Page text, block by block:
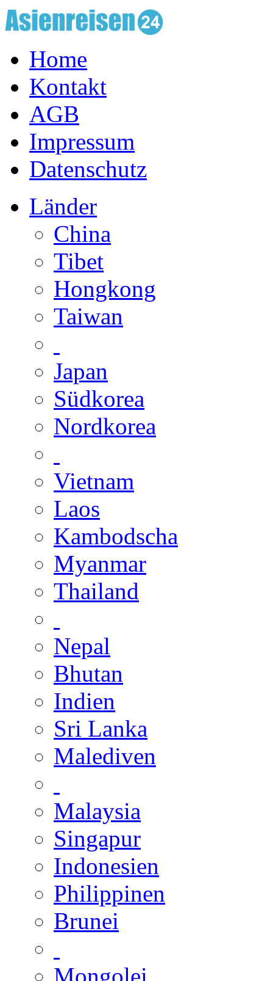
Home
Kontakt
AGB
Impressum
Datenschutz
Länder
China
Tibet
Hongkong
Taiwan
Japan
Südkorea
Nordkorea
Vietnam
Laos
Kambodscha
Myanmar
Thailand
Nepal
Bhutan
Indien
Sri Lanka
Malediven
Malaysia
Singapur
Indonesien
Philippinen
Brunei